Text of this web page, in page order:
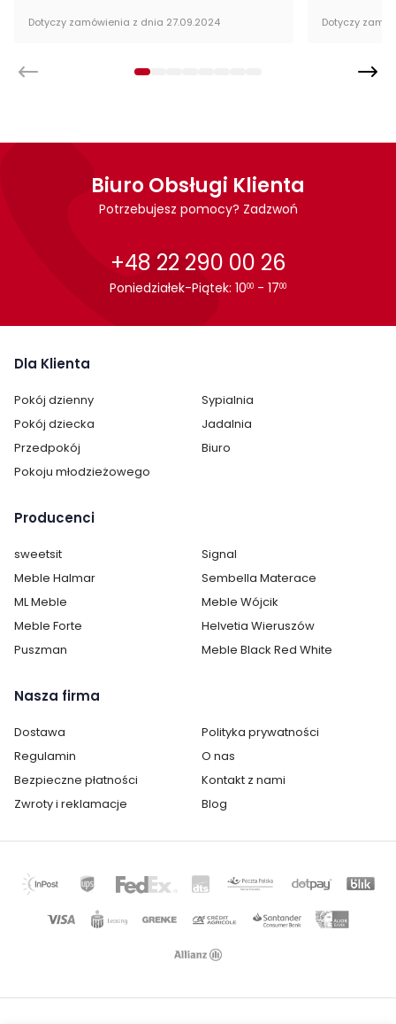
Dotyczy zamówienia z dnia 27.09.2024 Dotyczy
Biuro Obsługi Klienta
Potrzebujesz pomocy? Zadzwoń
+48 22 290 00 26
Poniedziałek-Piątek: 1000 - 1700
Dla Klienta
Pokój dzienny
Sypialnia
Pokój dziecka
Jadalnia
Przedpokój
Biuro
Pokoju młodzieżowego
Producenci
sweetsit
Signal
Meble Halmar
Sembella Materace
ML Meble
Meble Wójcik
Meble Forte
Helvetia Wieruszów
Puszman
Meble Black Red White
Nasza firma
Dostawa
Polityka prywatności
Regulamin
O nas
Bezpieczne płatności
Kontakt z nami
Zwroty i reklamacje
Blog